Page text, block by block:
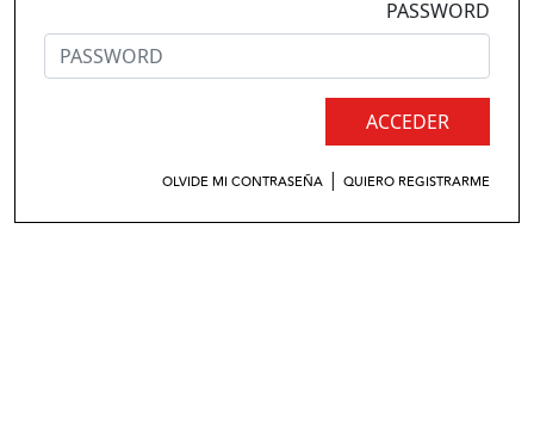
PASSWORD
ACCEDER
OLVIDE MI CONTRASEÑA | QUIERO REGISTRARME